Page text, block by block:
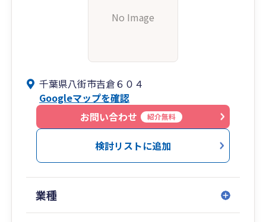
No Image
千葉県八街市吉倉６０４
Googleマップを確認
お問い合わせ
紹介無料
検討リストに追加
業種